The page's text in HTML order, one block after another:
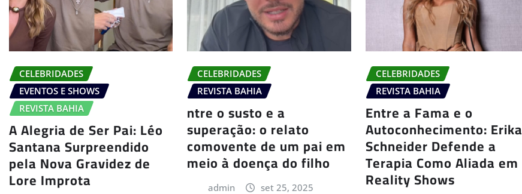
CELEBRIDADES
EVENTOS E SHOWS
REVISTA BAHIA
A Alegria de Ser Pai: Léo
Santana Surpreendido
pela Nova Gravidez de
Lore Improta
CELEBRIDADES
REVISTA BAHIA
ntre o susto e a
superação: o relato
comovente de um pai em
meio à doença do filho
admin set 25, 2025
CELEBRIDADES
REVISTA BAHIA
Entre a Fama e o
Autoconhecimento: Erika
Schneider Defende a
Terapia Como Aliada em
Reality Shows